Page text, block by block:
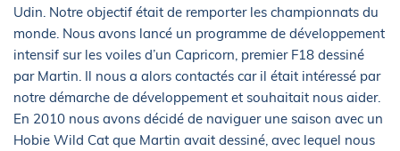
Udin. Notre objectif était de remporter les championnats du
monde. Nous avons lancé un programme de développement
intensif sur les voiles d’un Capricorn, premier F18 dessiné
par Martin. Il nous a alors contactés car il était intéressé par
notre démarche de développement et souhaitait nous aider.
En 2010 nous avons décidé de naviguer une saison avec un
Hobie Wild Cat que Martin avait dessiné, avec lequel nous